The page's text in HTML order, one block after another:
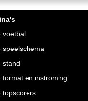
voetbal
speelschema
stand
format en instroming
topscorers